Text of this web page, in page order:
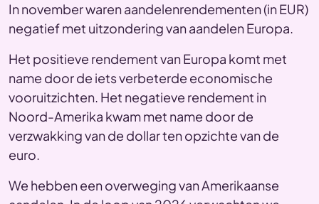
In november waren aandelenrendementen (in EUR)
negatief met uitzondering van aandelen Europa.
Het positieve rendement van Europa komt met
name door de iets verbeterde economische
vooruitzichten. Het negatieve rendement in
Noord-Amerika kwam met name door de
verzwakking van de dollar ten opzichte van de
euro.
We hebben een overweging van Amerikaanse